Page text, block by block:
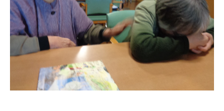
お問い合わせ